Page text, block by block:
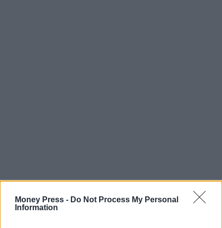
Money Press - Do Not Process My Personal
Information